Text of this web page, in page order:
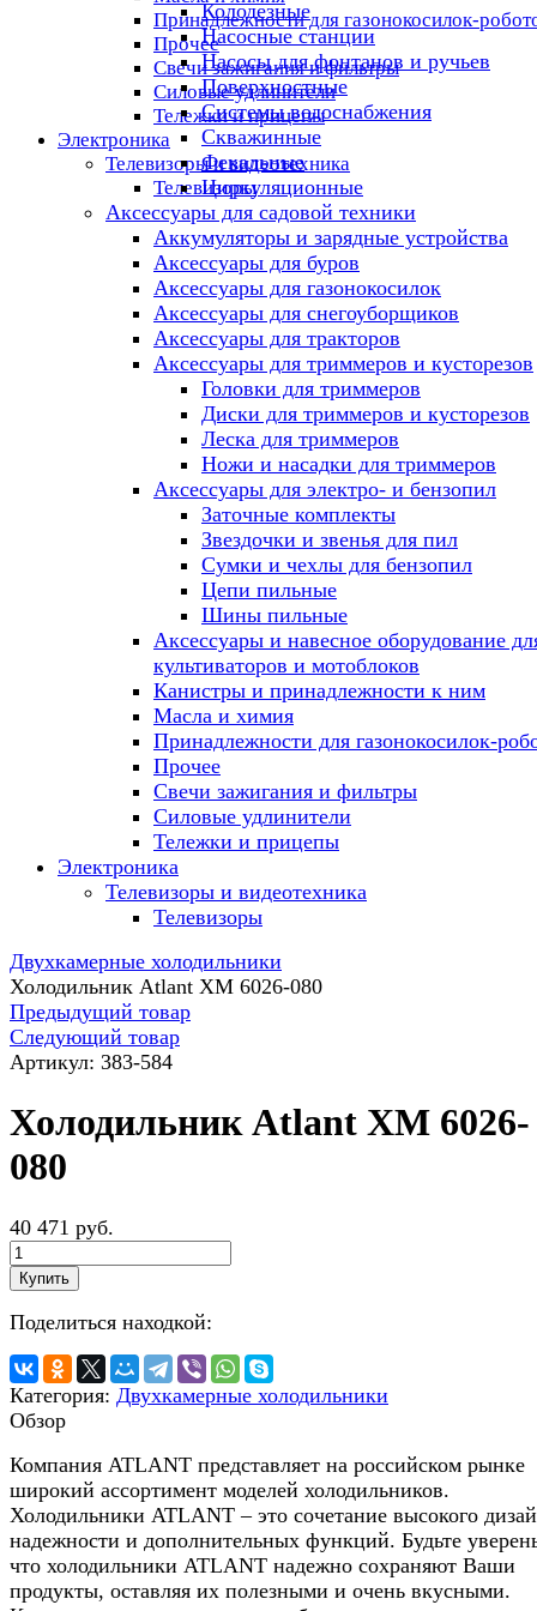
Принадлежности для газонокосилок-
Прочее
Свечи зажигания и фильтры
Силовые удлинители
Тележки и прицепы
Электроника
Телевизоры и видеотехника
Телевизоры
Колодезные
Насосные станции
Насосы для фонтанов и ручьев
Поверхностные
Системы водоснабжения
Скважинные
Фекальные
Циркуляционные
Аксессуары для садовой техники
Аккумуляторы и зарядные устройства
Аксессуары для буров
Аксессуары для газонокосилок
Аксессуары для снегоуборщиков
Аксессуары для тракторов
Аксессуары для триммеров и кусторезов
Головки для триммеров
Диски для триммеров и кусторезов
Леска для триммеров
Ножи и насадки для триммеров
Аксессуары для электро- и бензопил
Заточные комплекты
Звездочки и звенья для пил
Сумки и чехлы для бензопил
Цепи пильные
Шины пильные
Аксессуары и навесное оборудование
культиваторов и мотоблоков
Канистры и принадлежности к ним
Масла и химия
Принадлежности для газонокосилок-
Прочее
Свечи зажигания и фильтры
Силовые удлинители
Тележки и прицепы
Электроника
Телевизоры и видеотехника
Телевизоры
Двухкамерные холодильники
Холодильник Atlant ХМ 6026-080
Предыдущий товар
Следующий товар
Артикул: 383-584
Холодильник Atlant ХМ 6026-
080
40 471 руб.
Купить
Поделиться находкой:
Категория: Двухкамерные холодильники
Обзор
Компания ATLANT представляет на российском рынке
широкий ассортимент моделей холодильников.
Холодильники ATLANT – это сочетание высокого
надежности и дополнительных функций. Будьте
что холодильники ATLANT надежно сохраняют Ваши
продукты, оставляя их полезными и очень вкусными.